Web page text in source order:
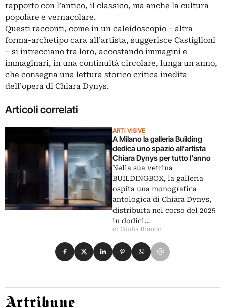
rapporto con l’antico, il classico, ma anche la cultura
popolare e vernacolare.
Questi racconti, come in un caleidoscopio – altra
forma-archetipo cara all’artista, suggerisce Castiglioni
– si intrecciano tra loro, accostando immagini e
immaginari, in una continuità circolare, lunga un anno,
che consegna una lettura storico critica inedita
dell’opera di Chiara Dynys.
Articoli correlati
ARTI VISIVE
A Milano la galleria Building
dedica uno spazio all’artista
Chiara Dynys per tutto l’anno
Nella sua vetrina
BUILDINGBOX, la galleria
ospita una monografica
antologica di Chiara Dynys,
distribuita nel corso del 2025
in dodici…
di Giulia Bianco
Condividi su Facebook
Condividi su X
Condividi su LinkedIn
Condividi su Pinterest
Condividi su WhatsApp
Condividi su Email
Artribune